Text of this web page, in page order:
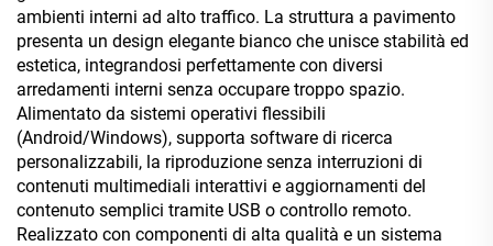
ambienti interni ad alto traffico. La struttura a pavimento
presenta un design elegante bianco che unisce stabilità ed
estetica, integrandosi perfettamente con diversi
arredamenti interni senza occupare troppo spazio.
Alimentato da sistemi operativi flessibili
(Android/Windows), supporta software di ricerca
personalizzabili, la riproduzione senza interruzioni di
contenuti multimediali interattivi e aggiornamenti del
contenuto semplici tramite USB o controllo remoto.
Realizzato con componenti di alta qualità e un sistema